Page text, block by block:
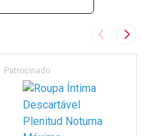
Imagem
Patrocinado